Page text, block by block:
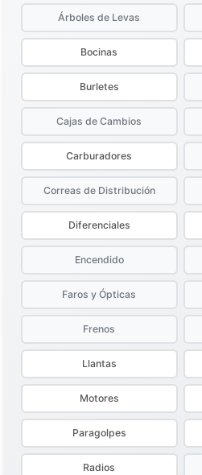
Árboles de Levas
Bocinas
Burletes
Cajas de Cambios
Carburadores
Correas de Distribución
Diferenciales
Encendido
Faros y Ópticas
Frenos
Llantas
Motores
Paragolpes
Radios